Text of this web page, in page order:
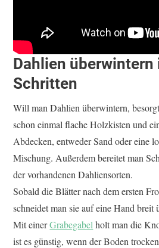
Dahlien überwintern
Schritten
Will man Dahlien überwintern,
schon einmal flache Holzkisten und
Abdecken, entweder Sand oder eine
Mischung. Außerdem bereitet man
der vorhandenen Dahliensorten.
Sobald die Blätter nach dem ersten
schneidet man sie auf eine Hand breit
Mit einerGrabegabel holt man die
ist es günstig, wenn der Boden